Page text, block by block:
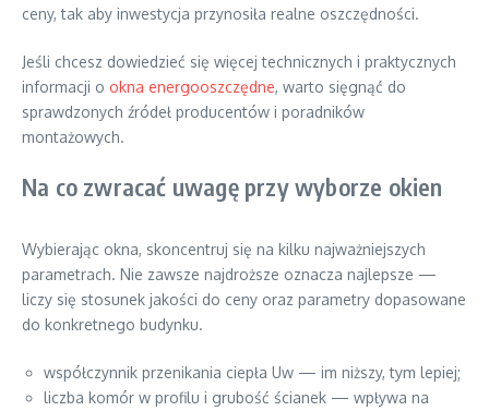
ceny, tak aby inwestycja przynosiła realne oszczędności.
Jeśli chcesz dowiedzieć się więcej technicznych i praktycznych
informacji o okna energooszczędne, warto sięgnąć do
sprawdzonych źródeł producentów i poradników
montażowych.
Na co zwracać uwagę przy wyborze okien
Wybierając okna, skoncentruj się na kilku najważniejszych
parametrach. Nie zawsze najdroższe oznacza najlepsze —
liczy się stosunek jakości do ceny oraz parametry dopasowane
do konkretnego budynku.
współczynnik przenikania ciepła Uw — im niższy, tym lepiej;
liczba komór w profilu i grubość ścianek — wpływa na